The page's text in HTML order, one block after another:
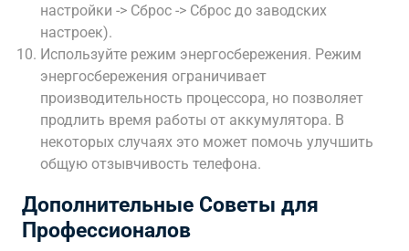
настройки -> Сброс -> Сброс до заводских
настроек).
Используйте режим энергосбережения. Режим
энергосбережения ограничивает
производительность процессора‚ но позволяет
продлить время работы от аккумулятора. В
некоторых случаях это может помочь улучшить
общую отзывчивость телефона.
Дополнительные Советы для
Профессионалов